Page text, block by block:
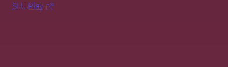
SLU Play